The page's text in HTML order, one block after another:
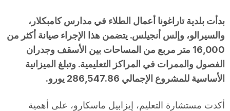
بدأت بلدية تاراغونا أعمال الطلاء في مدارس كامبكلار،
والسيرالو، وإلس أنجيلس. يتضمن هذا الإجراء صيانة أكثر من
16,000 متر مربع من المساحات بين الأسقف وجدران
الفصول والممرات في المراكز التعليمية. وتبلغ الميزانية
الأساسية للمشروع الإجمالي 286,547.86 يورو.
أكدت مستشارة التعليم، إيزابيل ماسكارو، على أهمية